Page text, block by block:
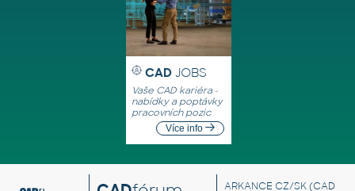
CAD JOBS
Vaše CAD kariéra -
nabídky a poptávky
pracovních pozic
Více info
ARKANCE CZ/SK(CAD